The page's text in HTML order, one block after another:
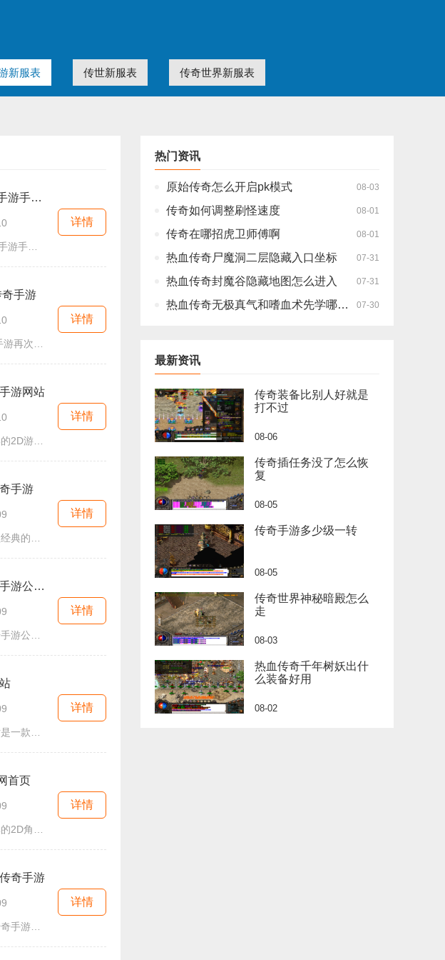
新服表 传世新服表 传奇世界新服表
战online传奇手游手机版
详情
手游
详情
游网站
详情
手游
详情
无限元宝传奇手游公益服
详情
详情
首页
详情
奇手游
详情
热门资讯
原始传奇怎么开启pk模式 08-03
传奇如何调整刷怪速度 08-01
传奇在哪招虎卫师傅啊 08-01
热血传奇尸魔洞二层隐藏入口坐标 07-31
热血传奇封魔谷隐藏地图怎么进入 07-31
热血传奇无极真气和嗜血术先学哪一个 07-30
最新资讯
传奇装备比别人好就是
打不过
08-06
传奇插任务没了怎么恢
复
08-05
传奇手游多少级一转
08-05
传奇世界神秘暗殿怎么
走
08-03
热血传奇千年树妖出什
么装备好用
08-02